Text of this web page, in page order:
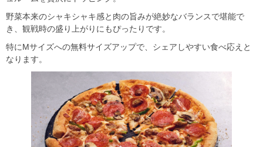
野菜本来のシャキシャキ感と肉の旨みが絶妙なバランスで堪能で
き、観戦時の盛り上がりにもぴったりです。
特にMサイズへの無料サイズアップで、シェアしやすい食べ応えと
なります。